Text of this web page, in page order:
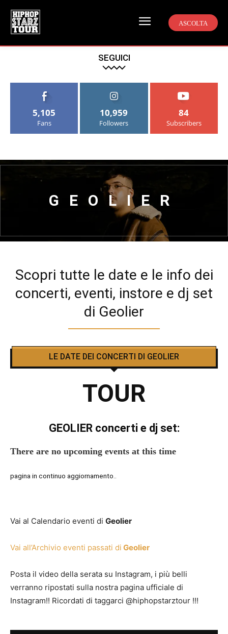
ASCOLTA
SEGUICI
5,105
Fans
10,959
Followers
84
Subscribers
GEOLIER
Scopri tutte le date e le info dei
concerti, eventi, instore e dj set
di Geolier
LE DATE DEI CONCERTI DI GEOLIER
TOUR
GEOLIER concerti e dj set:
There are no upcoming events at this time
pagina in continuo aggiornamento..
Vai al Calendario eventi di Geolier
Vai all’Archivio eventi passati di Geolier
Posta il video della serata su Instagram, i più belli
verranno ripostati sulla nostra pagina ufficiale di
Instagram!! Ricordati di taggarci @hiphopstarztour !!!